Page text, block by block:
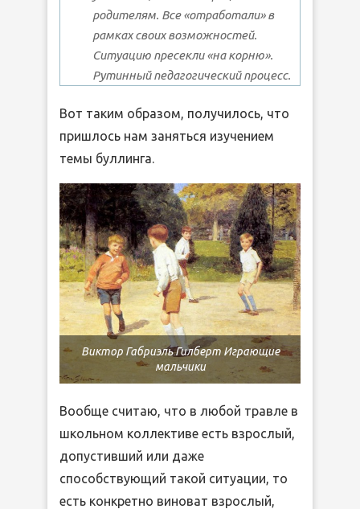
родителям. Все «отработали» в
рамках своих возможностей.
Ситуацию пресекли «на корню».
Рутинный педагогический процесс.
Вот таким образом, получилось, что
пришлось нам заняться изучением
темы буллинга.
Виктор Габриэль Гилберт Играющие
мальчики
Вообще считаю, что в любой травле в
школьном коллективе есть взрослый,
допустивший или даже
способствующий такой ситуации, то
есть конкретно виноват взрослый,